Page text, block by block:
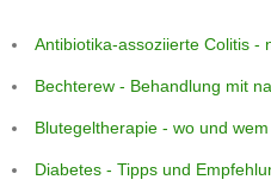
Antibiotika-assoziierte Colitis -
Bechterew - Behandlung mit
Blutegeltherapie - wo und
Diabetes - Tipps und